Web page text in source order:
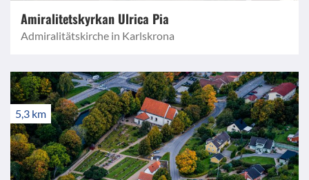
Amiralitetskyrkan Ulrica Pia
Admiralitätskirche in Karlskrona
5,3 km